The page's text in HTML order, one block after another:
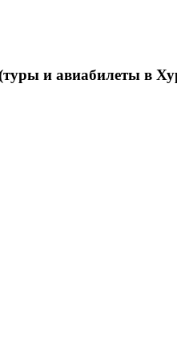
и авиабилеты в